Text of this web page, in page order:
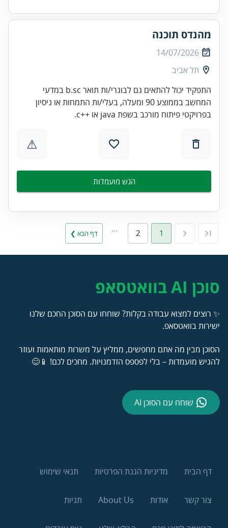
מהנדס תוכנה
14/07/2026
תל אביב
התפקיד יכול להתאים גם לבוגרי/ות תואר b.sc במדעי
המחשב בממוצע 90 ומעלה, בעלי/ות התמחות או ניסיון
בפרויקטי פיתוח מורכב בשפת java או ++c.
⚠
הגש מועמדות
1
2 דף הבא ❯
סוכן AI בוואטסאפ
✨ רוצים למצוא עבודה בקלות? שוחחו עם הסוכן החכם שלנו
ישירות בוואטסאפ.
הסוכן מבין מה אתם מחפשים, ממליץ על משרות מותאמות ועוזר
להגיש מועמדות – בלי לפספס הזדמנויות. מחכים לכם! 📱😊
שוחח עם הסוכן AI
דף הבית מדיניות הגנת הפרטיות תנאי שימוש
צור קשר אודות About Us תגיות